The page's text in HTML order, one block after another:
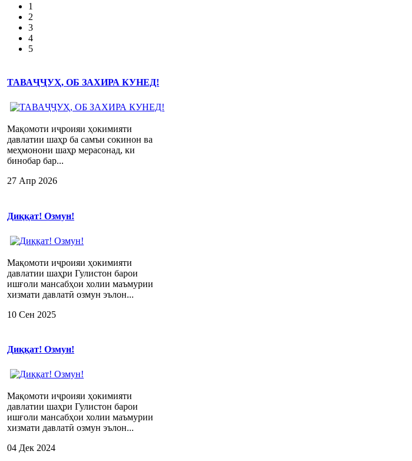
1
2
3
4
5
ТАВАҶҶУҲ, ОБ ЗАХИРА КУНЕД!
Мақомоти иҷроияи ҳокимияти
давлатии шаҳр ба самъи сокинон ва
меҳмонони шаҳр мерасонад, ки
бинобар бар...
27 Апр 2026
Диққат! Озмун!
Мақомоти иҷроияи ҳокимияти
давлатии шаҳри Гулистон барои
ишғоли мансабҳои холии маъмурии
хизмати давлатӣ озмун эълон...
10 Сен 2025
Диққат! Озмун!
Мақомоти иҷроияи ҳокимияти
давлатии шаҳри Гулистон барои
ишғоли мансабҳои холии маъмурии
хизмати давлатӣ озмун эълон...
04 Дек 2024